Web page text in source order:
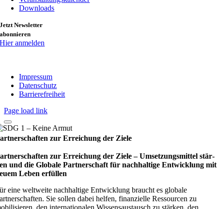
Downloads
Jetzt Newsletter
abonnieren
Hier anmelden
Impressum
Datenschutz
Barrierefreiheit
Page load link
zur Erreichung der Ziele
zur Erreichung der Ziele – Umset­zungs­mit­tel stär­
und die Glo­bale Part­ner­schaft für nach­hal­tige Ent­wick­lung mit
Leben erfül­len
eine weltweite nachhaltige Entwicklung braucht es globale
Sie sollen dabei helfen, finanzielle Ressourcen zu
den internationalen Wissensaustausch zu stärken, den